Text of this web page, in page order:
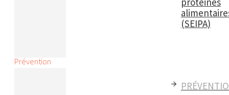
(SEIPA)
Prévention